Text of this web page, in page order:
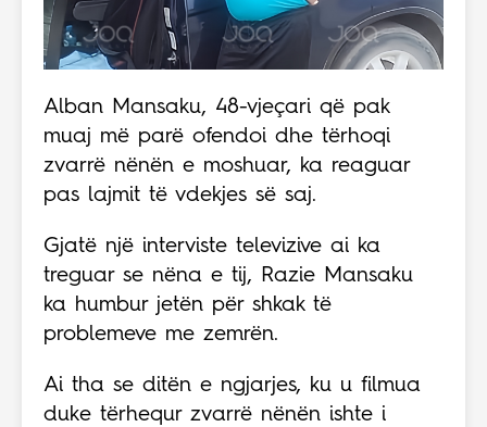
Alban Mansaku, 48-vjeçari që pak
muaj më parë ofendoi dhe tërhoqi
zvarrë nënën e moshuar, ka reaguar
pas lajmit të vdekjes së saj.
Gjatë një interviste televizive ai ka
treguar se nëna e tij, Razie Mansaku
ka humbur jetën për shkak të
problemeve me zemrën.
Ai tha se ditën e ngjarjes, ku u filmua
duke tërhequr zvarrë nënën ishte i